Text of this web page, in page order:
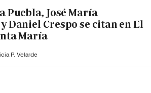
Puebla, José María
Daniel Crespo se citan en El
María
P. Velarde